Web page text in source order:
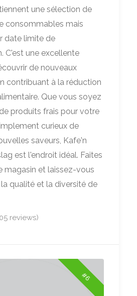
une sélection de
consommables mais
date limite de
C'est une excellente
de nouveaux
contribuant à la réduction
Que vous soyez
produits frais pour votre
curieux de
saveurs, Kafe'n
est l'endroit idéal. Faites
magasin et laissez-vous
qualité et la diversité de
reviews)
#6